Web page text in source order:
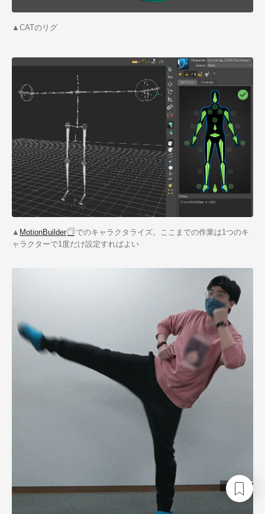
▲CATのリグ
▲ MotionBuilder
でのキャラクタライズ。ここまでの作業は1つのキ
ャラクターで1度だけ設定すればよい